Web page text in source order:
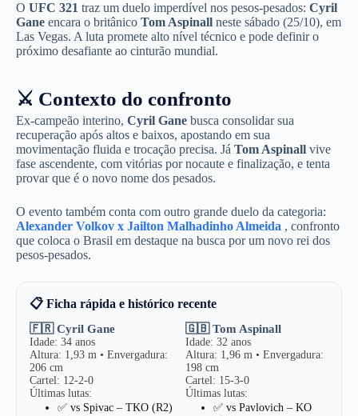
O UFC 321 traz um duelo imperdível nos pesos-pesados: Cyril
Gane encara o britânico Tom Aspinall neste sábado (25/10), em
Las Vegas. A luta promete alto nível técnico e pode definir o
próximo desafiante ao cinturão mundial.
⚔️ Contexto do confronto
Ex-campeão interino, Cyril Gane busca consolidar sua
recuperação após altos e baixos, apostando em sua
movimentação fluida e trocação precisa. Já Tom Aspinall vive
fase ascendente, com vitórias por nocaute e finalização, e tenta
provar que é o novo nome dos pesados.
O evento também conta com outro grande duelo da categoria:
Alexander Volkov x Jailton Malhadinho Almeida , confronto
que coloca o Brasil em destaque na busca por um novo rei dos
pesos-pesados.
📋 Ficha rápida e histórico recente
🇫🇷 Cyril Gane
Idade: 34 anos
Altura: 1,93 m • Envergadura:
206 cm
Cartel: 12-2-0
Últimas lutas:
✅ vs Spivac – TKO (R2)
🇬🇧 Tom Aspinall
Idade: 32 anos
Altura: 1,96 m • Envergadura:
198 cm
Cartel: 15-3-0
Últimas lutas:
✅ vs Pavlovich – KO